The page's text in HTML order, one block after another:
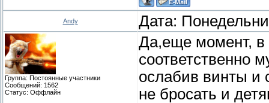
Andy Дата:
Группа: Постоянные участники
Сообщений: 1562
Статус: Оффлайн
Да,еще момент, в
соответственно
ослабив винты и
не бросать и